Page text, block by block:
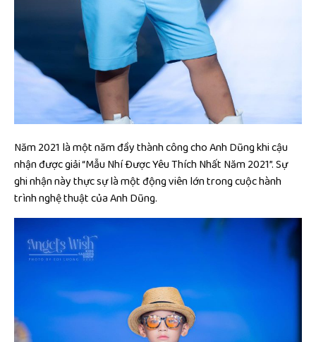
Năm 2021 là một năm đầy thành công cho Anh Dũng khi cậu
nhận được giải “Mẫu Nhí Được Yêu Thích Nhất Năm 2021”. Sự
ghi nhận này thực sự là một động viên lớn trong cuộc hành
trình nghệ thuật của Anh Dũng.